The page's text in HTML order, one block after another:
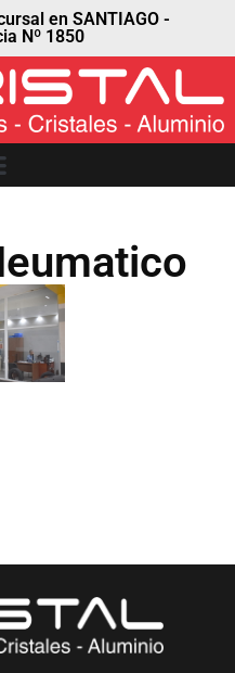
en SANTIAGO -
Nº 1850